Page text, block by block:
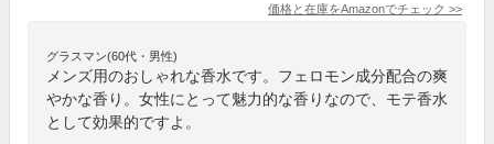
価格と在庫をAmazonでチェック >>
グラスマン(60代・男性)
メンズ用のおしゃれな香水です。フェロモン成分配合の爽
やかな香り。女性にとって魅力的な香りなので、モテ香水
として効果的ですよ。